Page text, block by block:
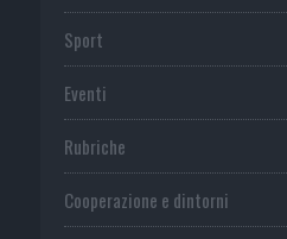
Sport
Eventi
Rubriche
Cooperazione e dintorni